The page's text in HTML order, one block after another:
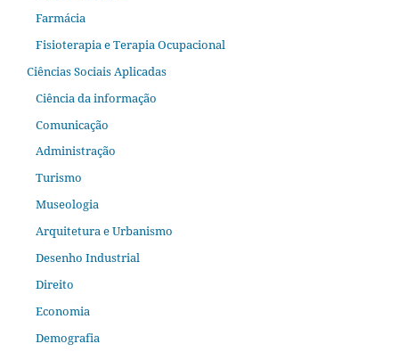
Farmácia
Fisioterapia e Terapia Ocupacional
Ciências Sociais Aplicadas
Ciência da informação
Comunicação
Administração
Turismo
Museologia
Arquitetura e Urbanismo
Desenho Industrial
Direito
Economia
Demografia